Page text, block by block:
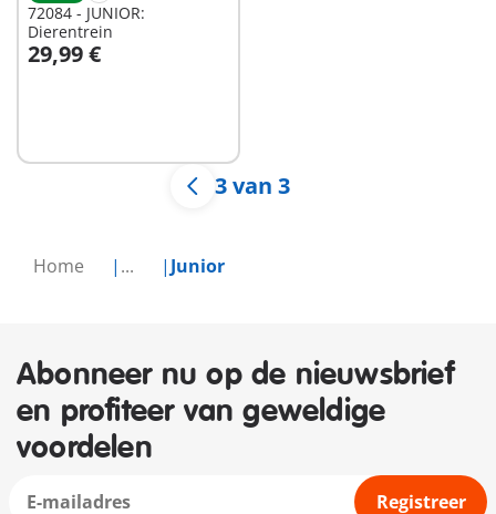
Home ... Junior
72084 - JUNIOR:
Dierentrein
29,99 €
In winkelwagen
3 van 3
Abonneer nu op de nieuwsbrief
en profiteer van geweldige
voordelen
Registreer